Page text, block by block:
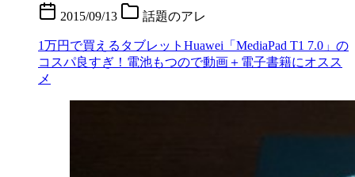
2015/09/13 話題のアレ
1万円で買えるタブレットHuawei「MediaPad T1 7.0」の
コスパ良すぎ！電池もつので動画＋電子書籍にオスス
メ